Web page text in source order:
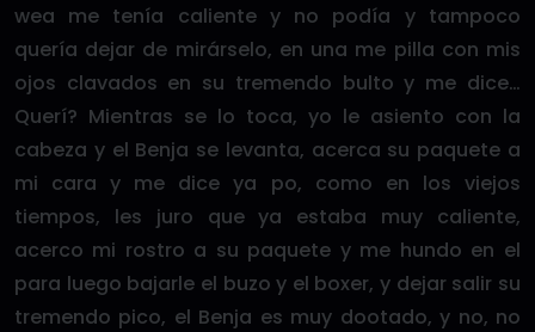
wea me tenía caliente y no podía y tampoco
quería dejar de mirárselo, en una me pilla con mis
ojos clavados en su tremendo bulto y me dice…
Querí? Mientras se lo toca, yo le asiento con la
cabeza y el Benja se levanta, acerca su paquete a
mi cara y me dice ya po, como en los viejos
tiempos, les juro que ya estaba muy caliente,
acerco mi rostro a su paquete y me hundo en el
para luego bajarle el buzo y el boxer, y dejar salir su
tremendo pico, el Benja es muy dootado, y no, no